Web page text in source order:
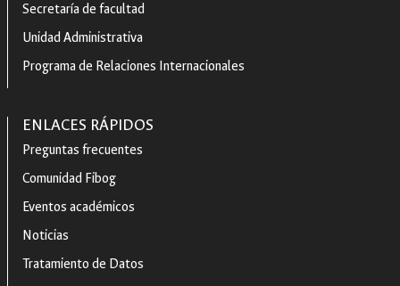
Secretaría de facultad
Unidad Administrativa
Programa de Relaciones Internacionales
ENLACES RÁPIDOS
Preguntas frecuentes
Comunidad Fibog
Eventos académicos
Noticias
Tratamiento de Datos